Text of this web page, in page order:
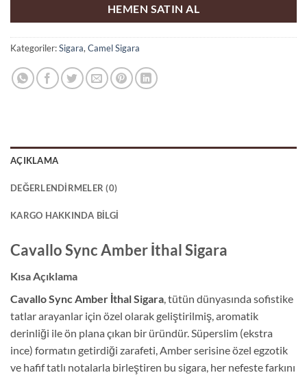
HEMEN SATIN AL
Kategoriler:Sigara, Camel Sigara
AÇIKLAMA
DEĞERLENDIRMELER (0)
KARGO HAKKINDA BILGI
Cavallo Sync Amber İthal Sigara
Kısa Açıklama
Cavallo Sync Amber İthal Sigara, tütün dünyasında sofistike
tatlar arayanlar için özel olarak geliştirilmiş, aromatik
derinliği ile ön plana çıkan bir üründür. Süperslim (ekstra
ince) formatın getirdiği zarafeti, Amber serisine özel egzotik
ve hafif tatlı notalarla birleştiren bu sigara, her nefeste farkını